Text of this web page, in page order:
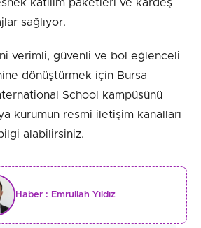
katılım paketleri ve kardeş
sağlıyor.
verimli, güvenli ve bol eğlenceli
dönüştürmek için Bursa
School kampüsünü
kurumun resmi iletişim kanalları
alabilirsiniz.
Haber : Emrullah Yıldız